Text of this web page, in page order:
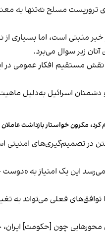
مسلح نه‌تنها به
مثبتی است، اما بسیاری
زیر سوال می‌برد.
مستقیم افکار عمومی در
اسرائیل به‌دلیل ماهیت
مکرون خواستار بازداشت
در تصمیم‌گیری‌های
این یک امتیاز به
فعلی می‌تواند به
چون [حکومت] ایران،